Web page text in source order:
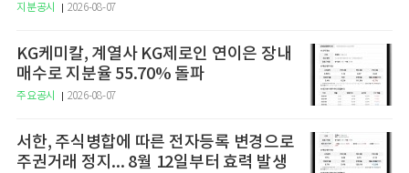
지분공시 2026-08-07
KG케미칼, 계열사 KG제로인 연이은 장내
매수로 지분율 55.70% 돌파
주요공시 2026-08-07
서한, 주식병합에 따른 전자등록 변경으로
주권거래 정지... 8월 12일부터 효력 발생